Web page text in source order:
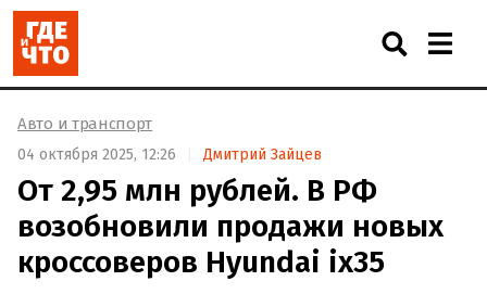
Авто и транспорт
04 октября 2025, 12:26 Дмитрий Зайцев
От 2,95 млн рублей. В РФ
возобновили продажи новых
кроссоверов Hyundai ix35